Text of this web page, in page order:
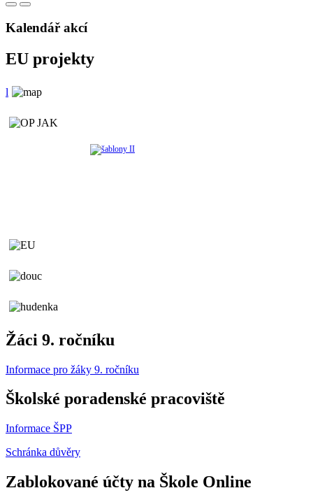
Kalendář akcí
EU projekty
l
Žáci 9. ročníku
Informace pro žáky 9. ročníku
Školské poradenské pracoviště
Informace ŠPP
Schránka důvěry
Zablokované účty na Škole Online